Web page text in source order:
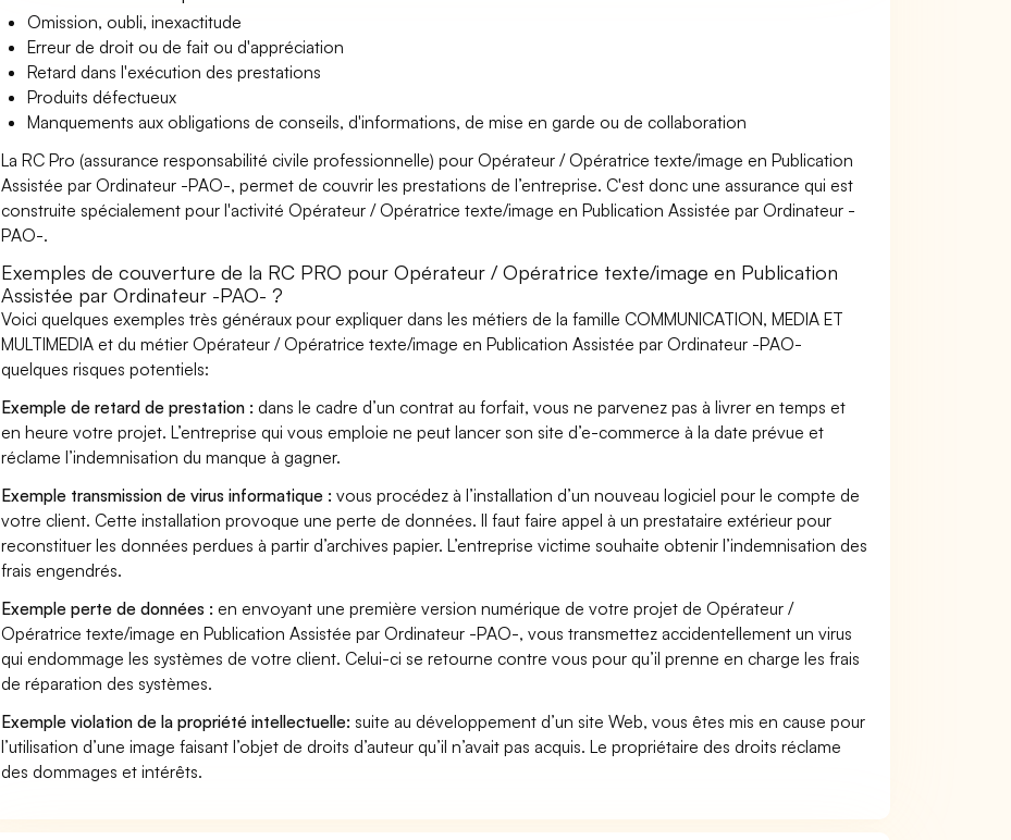
Omission, oubli, inexactitude
Erreur de droit ou de fait ou d'appréciation
Retard dans l'exécution des prestations
Produits défectueux
Manquements aux obligations de conseils, d'informations, de mise en garde ou de collaboration
La RC Pro (assurance responsabilité civile professionnelle) pour Opérateur / Opératrice texte/image en Publication
Assistée par Ordinateur -PAO-, permet de couvrir les prestations de l’entreprise. C'est donc une assurance qui est
construite spécialement pour l'activité Opérateur / Opératrice texte/image en Publication Assistée par Ordinateur -
PAO-.
Exemples de couverture de la RC PRO pour Opérateur / Opératrice texte/image en Publication
Assistée par Ordinateur -PAO- ?
Voici quelques exemples très généraux pour expliquer dans les métiers de la famille COMMUNICATION, MEDIA ET
MULTIMEDIA et du métier Opérateur / Opératrice texte/image en Publication Assistée par Ordinateur -PAO-
quelques risques potentiels:
Exemple de retard de prestation : dans le cadre d’un contrat au forfait, vous ne parvenez pas à livrer en temps et
en heure votre projet. L’entreprise qui vous emploie ne peut lancer son site d’e-commerce à la date prévue et
réclame l’indemnisation du manque à gagner.
Exemple transmission de virus informatique : vous procédez à l’installation d’un nouveau logiciel pour le compte de
votre client. Cette installation provoque une perte de données. Il faut faire appel à un prestataire extérieur pour
reconstituer les données perdues à partir d’archives papier. L’entreprise victime souhaite obtenir l’indemnisation des
frais engendrés.
Exemple perte de données : en envoyant une première version numérique de votre projet de Opérateur /
Opératrice texte/image en Publication Assistée par Ordinateur -PAO-, vous transmettez accidentellement un virus
qui endommage les systèmes de votre client. Celui-ci se retourne contre vous pour qu’il prenne en charge les frais
de réparation des systèmes.
Exemple violation de la propriété intellectuelle: suite au développement d’un site Web, vous êtes mis en cause pour
l’utilisation d’une image faisant l’objet de droits d’auteur qu’il n’avait pas acquis. Le propriétaire des droits réclame
des dommages et intérêts.